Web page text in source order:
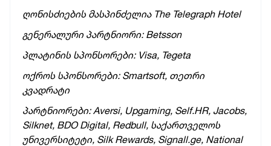
ღონისძიების მასპინძელია The Telegraph Hotel
გენერალური პარტნიორი: Betsson
პლატინის სპონსორები: Visa, Tegeta
ოქროს სპონსორები: Smartsoft, თეთრი
კვადრატი
პარტნიორები: Aversi, Upgaming, Self.HR, Jacobs,
Silknet, BDO Digital, Redbull, საქართველოს
უნივერსიტეტი, Silk Rewards, Signall.ge, National